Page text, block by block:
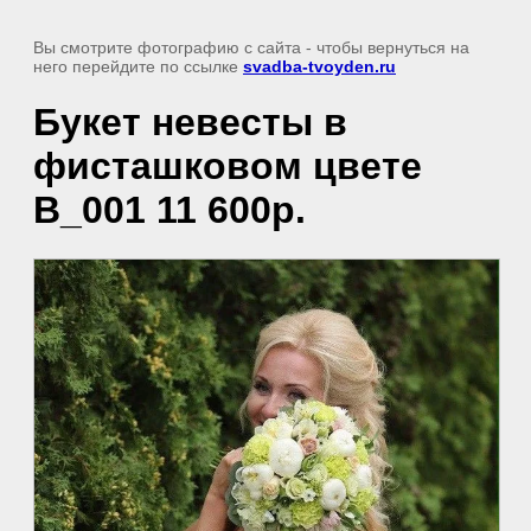
Вы смотрите фотографию с сайта - чтобы вернуться на
него перейдите по ссылке svadba-tvoyden.ru
Букет невесты в
фисташковом цвете
B_001 11 600р.